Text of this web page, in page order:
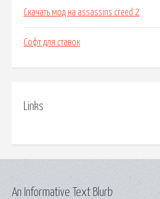
Скачать мод на assassins creed 2
Софт для ставок
Links
An Informative Text Blurb